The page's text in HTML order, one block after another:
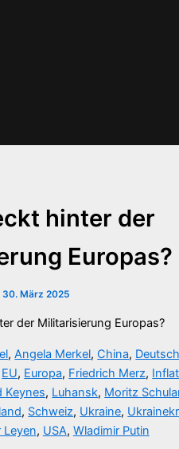
hinter der
Europas?
30. März 2025
,Angela Merkel, China,
EU, Europa, Friedrich Merz,
Keynes, Luhansk, Moritz
, Schweiz, Ukraine,
Leyen, USA, Wladimir Putin